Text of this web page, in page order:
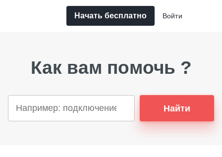
Начать бесплатно Войти
Как вам помочь ?
Найти